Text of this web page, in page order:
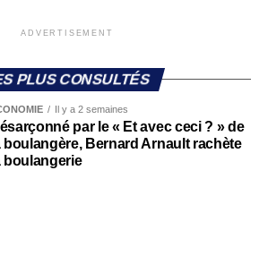
ADVERTISEMENT
PLUS CONSULTÉS
Il y a 2 semaines
par le « Et avec ceci ? » de
boulangère, Bernard Arnault rachète
boulangerie